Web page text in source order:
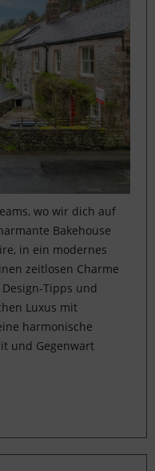
wo wir dich auf
Bakehouse
in ein modernes
zeitlosen Charme
Tipps und
Luxus mit
harmonische
und Gegenwart